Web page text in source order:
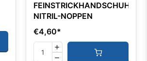
FEINSTRICKHANDSCHUHE
NITRIL-NOPPEN
€4,60*